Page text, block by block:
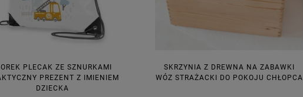
PLECAK ZE SZNURKAMI
PREZENT Z IMIENIEM
DZIECKA
SKRZYNIA Z DREWNA NA ZABAWKI
WÓZ STRAŻACKI DO POKOJU CHŁOPCA